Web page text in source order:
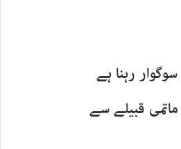
رہنا ہے
قبیلے سے